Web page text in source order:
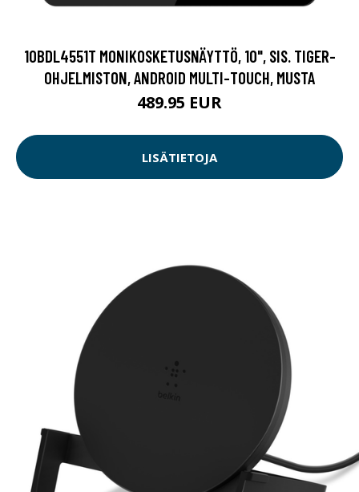
10BDL4551T MONIKOSKETUSNÄYTTÖ, 10", SIS. TIGER-
OHJELMISTON, ANDROID MULTI-TOUCH, MUSTA
489.95 EUR
LISÄTIETOJA